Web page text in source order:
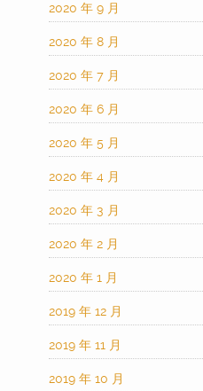
2020 年 9 月
2020 年 8 月
2020 年 7 月
2020 年 6 月
2020 年 5 月
2020 年 4 月
2020 年 3 月
2020 年 2 月
2020 年 1 月
2019 年 12 月
2019 年 11 月
2019 年 10 月